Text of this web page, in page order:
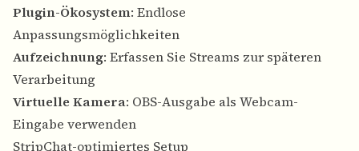
Plugin-Ökosystem: Endlose
Anpassungsmöglichkeiten
Aufzeichnung: Erfassen Sie Streams zur späteren
Verarbeitung
Virtuelle Kamera: OBS-Ausgabe als Webcam-
Eingabe verwenden
StripChat-optimiertes Setup